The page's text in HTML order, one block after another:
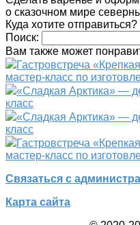
о сказочном мире
Куда хотите отправиться?
Поиск:
Вам также может
Гастровстреча
мастер-класс по
«Сладкая Арктика» —
класс
«Сладкая Арктика» —
класс
Гастровстреча
мастер-класс по
Связаться с
Карта сайта